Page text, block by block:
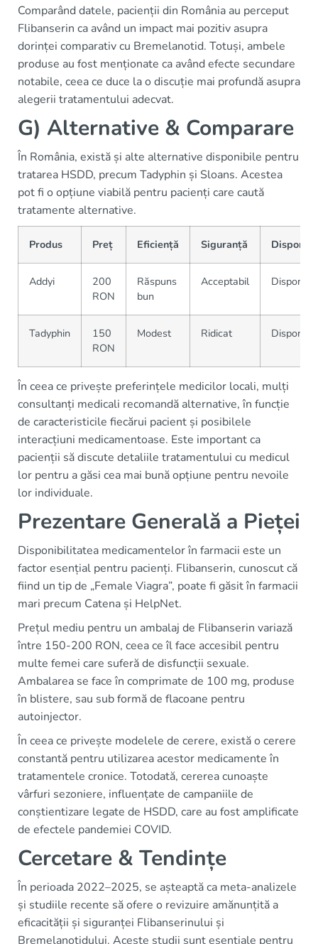
Comparând datele, pacienții din România au perceput
Flibanserin ca având un impact mai pozitiv asupra
dorinței comparativ cu Bremelanotid. Totuși, ambele
produse au fost menționate ca având efecte secundare
notabile, ceea ce duce la o discuție mai profundă asupra
alegerii tratamentului adecvat.
G) Alternative & Comparare
În România, există și alte alternative disponibile pentru
tratarea HSDD, precum Tadyphin și Sloans. Acestea
pot fi o opțiune viabilă pentru pacienți care caută
tratamente alternative.
Produs Preț Eficiență Siguranță
Addyi
200
RON
Răspuns
bun
Acceptabil
Tadyphin
150
RON
Modest Ridicat Disponibil
În ceea ce privește preferințele medicilor locali, mulți
consultanți medicali recomandă alternative, în funcție
de caracteristicile fiecărui pacient și posibilele
interacțiuni medicamentoase. Este important ca
pacienții să discute detaliile tratamentului cu medicul
lor pentru a găsi cea mai bună opțiune pentru nevoile
lor individuale.
Prezentare Generală a Pieței
Disponibilitatea medicamentelor în farmacii este un
factor esențial pentru pacienți. Flibanserin, cunoscut că
fiind un tip de „Female Viagra”, poate fi găsit în farmacii
mari precum Catena și HelpNet.
Prețul mediu pentru un ambalaj de Flibanserin variază
între 150-200 RON, ceea ce îl face accesibil pentru
multe femei care suferă de disfuncții sexuale.
Ambalarea se face în comprimate de 100 mg, produse
în blistere, sau sub formă de flacoane pentru
autoinjector.
În ceea ce privește modelele de cerere, există o cerere
constantă pentru utilizarea acestor medicamente în
tratamentele cronice. Totodată, cererea cunoaște
vârfuri sezoniere, influențate de campaniile de
conștientizare legate de HSDD, care au fost amplificate
de efectele pandemiei COVID.
Cercetare & Tendințe
În perioada 2022–2025, se așteaptă ca meta-analizele
și studiile recente să ofere o revizuire amănunțită a
eficacității și siguranței Flibanserinului și
Bremelanotidului. Aceste studii sunt esențiale pentru